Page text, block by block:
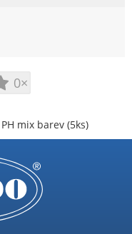
0×
mix barev (5ks)